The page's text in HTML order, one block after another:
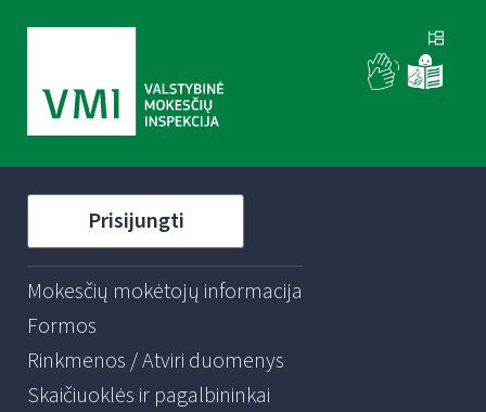
Prisijungti
Mokesčių mokėtojų informacija
Formos
Rinkmenos / Atviri duomenys
Skaičiuoklės ir pagalbininkai